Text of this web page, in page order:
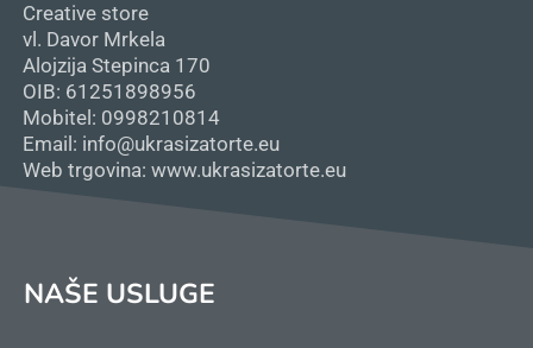
Creative store
vl. Davor Mrkela
Alojzija Stepinca 170
OIB: 61251898956
Mobitel: 0998210814
Email: info@ukrasizatorte.eu
Web trgovina: www.ukrasizatorte.eu
NAŠE USLUGE